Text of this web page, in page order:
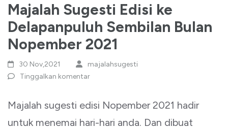
Majalah Sugesti Edisi ke
Delapanpuluh Sembilan Bulan
Nopember 2021
30 Nov,2021
majalahsugesti
Tinggalkan komentar
Majalah sugesti edisi Nopember 2021 hadir
untuk menemai hari-hari anda. Dan dibuat